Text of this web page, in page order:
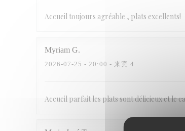
Accueil toujours agréable , plats excellents!
Myriam G
2026-07-25 - 20:00 - 来宾 4
Accueil parfait les plats sont délicieux et le